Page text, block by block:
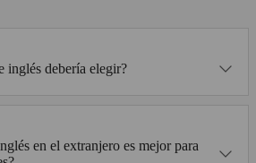
inglés debería elegir?
en el extranjero es mejor para